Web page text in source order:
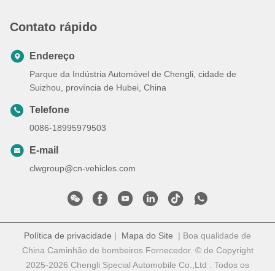
Contato rápido
Endereço
Parque da Indústria Automóvel de Chengli, cidade de
Suizhou, província de Hubei, China
Telefone
0086-18995979503
E-mail
clwgroup@cn-vehicles.com
Política de privacidade | Mapa do Site | Boa qualidade de
China Caminhão de bombeiros Fornecedor. © de Copyright
2025-2026 Chengli Special Automobile Co.,Ltd . Todos os